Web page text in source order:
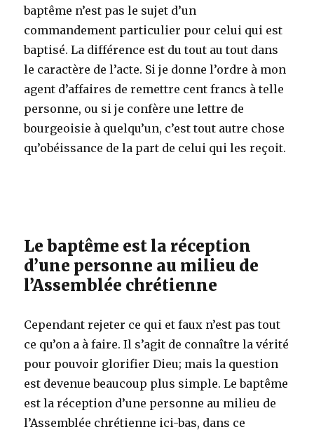
baptême n’est pas le sujet d’un
commandement particulier pour celui qui est
baptisé. La différence est du tout au tout dans
le caractère de l’acte. Si je donne l’ordre à mon
agent d’affaires de remettre cent francs à telle
personne, ou si je confère une lettre de
bourgeoisie à quelqu’un, c’est tout autre chose
qu’obéissance de la part de celui qui les reçoit.
Le baptême est la réception
d’une personne au milieu de
l’Assemblée chrétienne
Cependant rejeter ce qui et faux n’est pas tout
ce qu’on a à faire. Il s’agit de connaître la vérité
pour pouvoir glorifier Dieu; mais la question
est devenue beaucoup plus simple. Le baptême
est la réception d’une personne au milieu de
l’Assemblée chrétienne ici-bas, dans ce